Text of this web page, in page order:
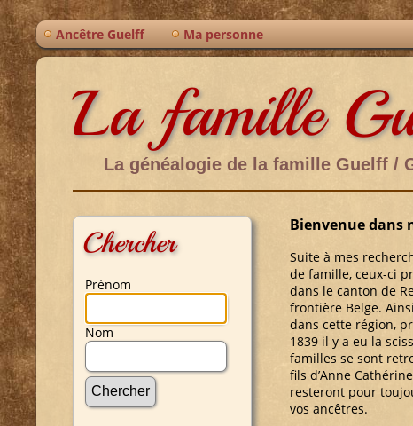
Ancêtre Guelff Ma personne
La famille
La généalogie de la famille Guelff /
Chercher
Prénom
Nom
Bienvenue dans
Suite à mes
de famille, ceux-ci
dans le canton de
frontière Belge.
dans cette région,
1839 il y a eu la
familles se sont
fils d’Anne
resteront pour
vos ancêtres.